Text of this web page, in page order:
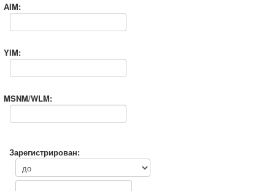
AIM:
YIM:
MSNM/WLM:
Зарегистрирован: